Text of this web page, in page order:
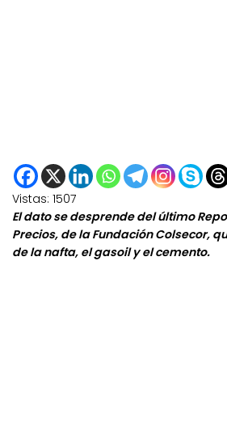
Vistas: 1507
El dato se desprende del último
Precios, de la Fundación Colsecor,
de la nafta, el gasoil y el cemento.